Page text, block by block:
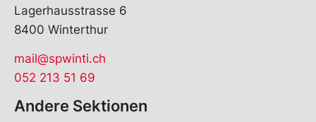
Lagerhausstrasse 6
8400 Winterthur
mail@spwinti.ch
052 213 51 69
Andere Sektionen